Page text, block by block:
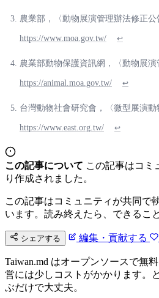
農業部，〈動物展演管理辦法修正公
https://www.moa.gov.tw/ ↩
農業部動物保護資訊網，〈動物展演
https://animal.moa.gov.tw/ ↩
台灣動物社會研究會，〈微型展演動
https://www.east.org.tw/ ↩
この記事について この記事はコミ
り作成されました。
この記事はコミュニティが共同で
います。読み終えたら、できるこ
シェアする 編集・貢献する
Taiwan.md はオープンソースで無
営には少しコストがかかります。
ぶだけで大丈夫。